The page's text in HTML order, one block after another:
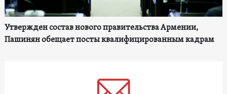
Утвержден состав нового правительства Армении,
Пашинян обещает посты квалифицированным кадрам